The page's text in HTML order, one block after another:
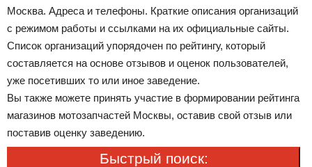
Москва. Адреса и телефоны. Краткие описания организаций
с режимом работы и ссылками на их официальные сайты.
Список организаций упорядочен по рейтингу, который
составляется на основе отзывов и оценок пользователей,
уже посетивших то или иное заведение.
Вы также можете принять участие в формировании рейтинга
магазинов мотозапчастей Москвы, оставив свой отзыв или
поставив оценку заведению.
Быстрый поиск: